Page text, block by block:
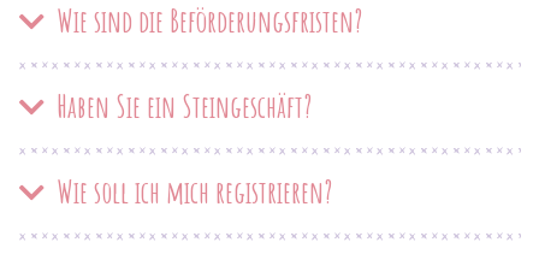
Wie sind die Beförderungsfristen?
Haben Sie ein Steingeschäft?
Wie soll ich mich registrieren?